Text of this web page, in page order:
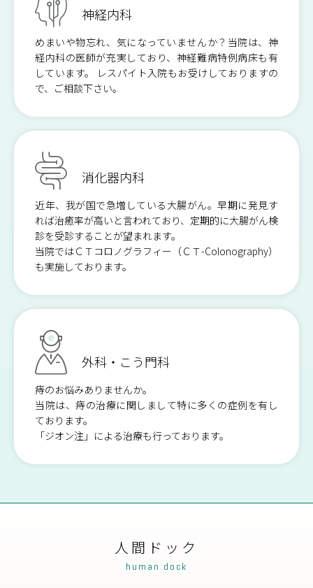
眼 科
放射線科 産婦人科
心療科
耳鼻咽喉科
訪問診療のご案内 薬剤部
診療放射線科 臨床検査科
臨床工学科 視能訓練科
リハビリテーション科
看護部
感染対策室
入院のご案内
医療相談 検査のご案内
人工透析のご案内
救急医療への取り組み
神経内科
めまいや物忘れ、気になっていませんか？当院は、神
経内科の医師が充実しており、神経難病特例病床も有
しています。 レスパイト入院もお受けしておりますの
で、ご相談下さい。​
消化器内科
近年、我が国で急増している大腸がん。早期に発見す
れば治癒率が高いと言われており、定期的に大腸がん検
診を受診することが望まれます。
当院ではＣＴコロノグラフィー（ＣＴ-Colonography）
も実施しております。
外科・こう門科
痔のお悩みありませんか。
当院は、痔の治療に関しまして特に多くの症例を有し
ております。
「ジオン注」による治療も行っております。
人間ドック
human dock